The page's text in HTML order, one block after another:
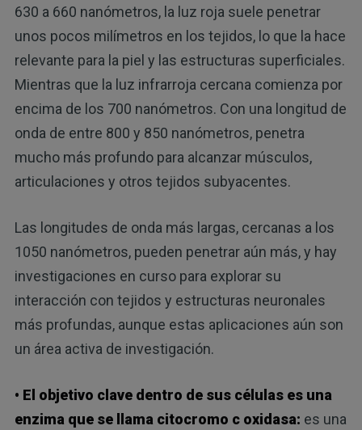
630 a 660 nanómetros, la luz roja suele penetrar
unos pocos milímetros en los tejidos, lo que la hace
relevante para la piel y las estructuras superficiales.
Mientras que la luz infrarroja cercana comienza por
encima de los 700 nanómetros. Con una longitud de
onda de entre 800 y 850 nanómetros, penetra
mucho más profundo para alcanzar músculos,
articulaciones y otros tejidos subyacentes.
Las longitudes de onda más largas, cercanas a los
1050 nanómetros, pueden penetrar aún más, y hay
investigaciones en curso para explorar su
interacción con tejidos y estructuras neuronales
más profundas, aunque estas aplicaciones aún son
un área activa de investigación.
• El objetivo clave dentro de sus células es una
enzima que se llama citocromo c oxidasa: es una